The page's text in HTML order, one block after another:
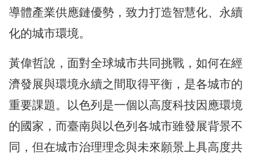
導體產業供應鏈優勢，致力打造智慧化、永續
化的城市環境。
黃偉哲說，面對全球城市共同挑戰，如何在經
濟發展與環境永續之間取得平衡，是各城市的
重要課題。以色列是一個以高度科技因應環境
的國家，而臺南與以色列各城市雖發展背景不
同，但在城市治理理念與未來願景上具高度共